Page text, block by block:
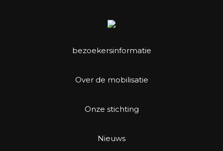
bezoekersinformatie
Over de mobilisatie
Onze stichting
Nieuws